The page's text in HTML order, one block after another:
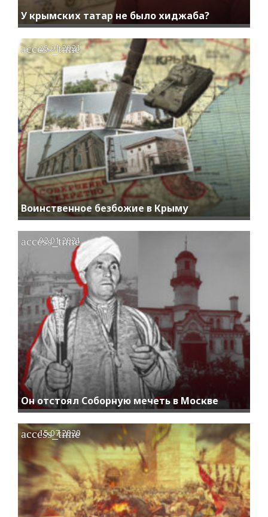
У крымских татар не было хиджаба?
Воинственное безбожие в Крыму
access_time
25.01.2021
Он отстоял Соборную мечеть в Москве
access_time
02.01.2021
access_time
15.07.2020